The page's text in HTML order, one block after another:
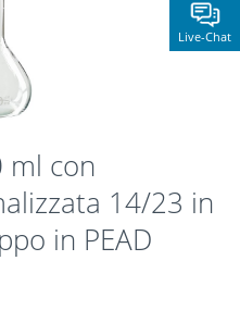
Live-Chat
ml con
14/23 in
in PEAD